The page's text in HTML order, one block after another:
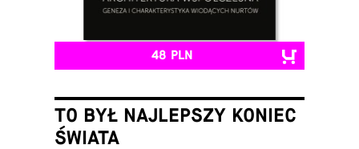
48 PLN
TO BYŁ NAJLEPSZY KONIEC
ŚWIATA